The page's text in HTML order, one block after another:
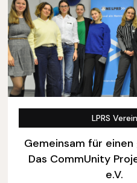
LPRS Verein
Gemeinsam für
Das CommUnity
e.V.